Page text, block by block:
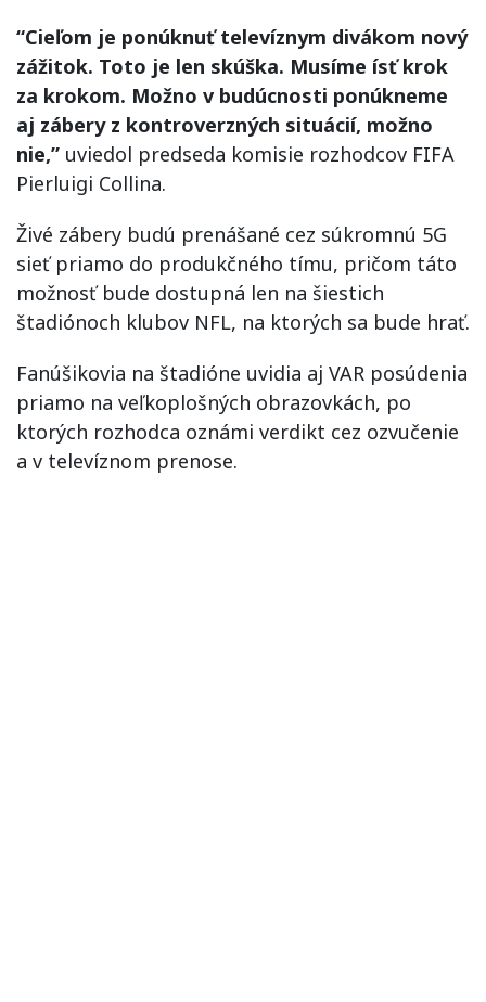
“Cieľom je ponúknuť televíznym divákom nový
zážitok. Toto je len skúška. Musíme ísť krok
za krokom. Možno v budúcnosti ponúkneme
aj zábery z kontroverzných situácií, možno
nie,” uviedol predseda komisie rozhodcov FIFA
Pierluigi Collina.
Živé zábery budú prenášané cez súkromnú 5G
sieť priamo do produkčného tímu, pričom táto
možnosť bude dostupná len na šiestich
štadiónoch klubov NFL, na ktorých sa bude hrať.
Fanúšikovia na štadióne uvidia aj VAR posúdenia
priamo na veľkoplošných obrazovkách, po
ktorých rozhodca oznámi verdikt cez ozvučenie
a v televíznom prenose.